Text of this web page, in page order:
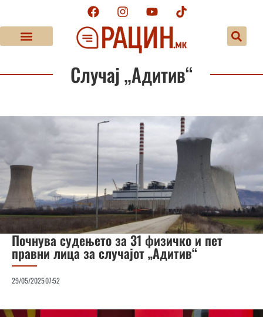
Случај „Адитив“
Почнува судењето за 31 физичко и пет
правни лица за случајот „Адитив“
29/05/202507:52